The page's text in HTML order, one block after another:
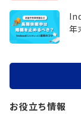
年
お役立ち情報